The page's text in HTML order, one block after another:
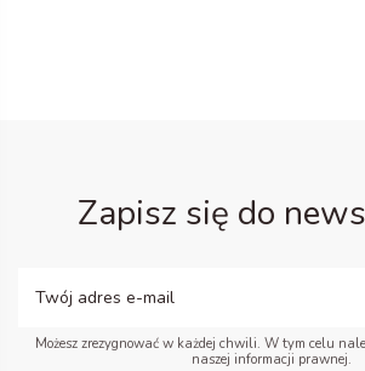
Zapisz się do
Możesz zrezygnować w każdej chwili. W tym celu
naszej informacji prawnej.